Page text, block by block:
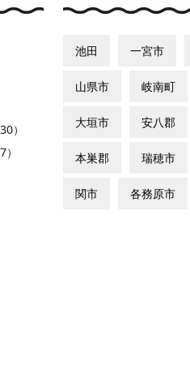
）
池田 一宮市
山県市 岐南町
大垣市 安八郡
本巣郡 瑞穂市
関市 各務原市